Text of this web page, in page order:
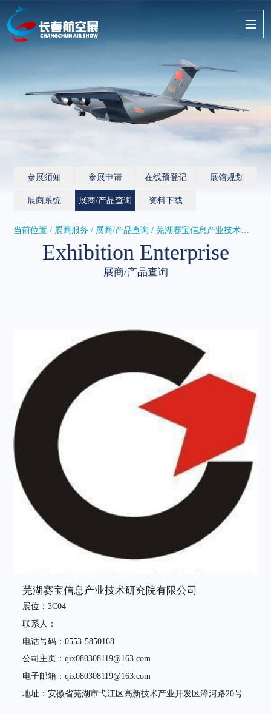
参展须知 参展申请 在线预登记 展馆规划
展商系统 展商/产品查询 资料下载
当前位置 / 展商服务 / 展商/产品查询 / 芜湖赛宝信息产业技术研究院有限...
Exhibition Enterprise
展商/产品查询
芜湖赛宝信息产业技术研究院有限公司
展位：3C04
联系人：
电话号码：0553-5850168
公司主页：qix080308119@163.com
电子邮箱：qix080308119@163.com
地址：安徽省芜湖市弋江区高新技术产业开发区漳河路20号